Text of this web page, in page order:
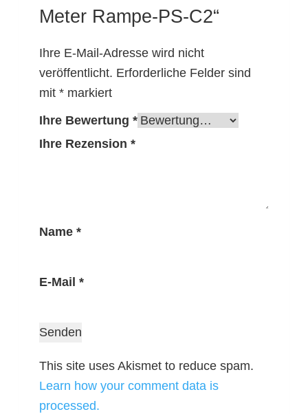
Meter Rampe-PS-C2“
Ihre E-Mail-Adresse wird nicht
veröffentlicht. Erforderliche Felder sind
mit *markiert
Ihre Bewertung *
Ihre Rezension *
Name *
E-Mail *
This site uses Akismet to reduce spam.
Learn how your comment data is
processed.